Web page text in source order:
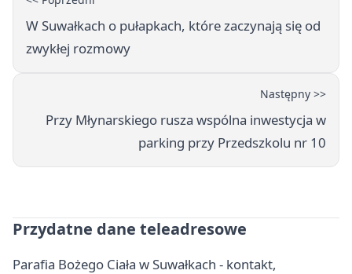
W Suwałkach o pułapkach, które zaczynają się od
zwykłej rozmowy
Następny >>
Przy Młynarskiego rusza wspólna inwestycja w
parking przy Przedszkolu nr 10
Przydatne dane teleadresowe
Parafia Bożego Ciała w Suwałkach - kontakt,